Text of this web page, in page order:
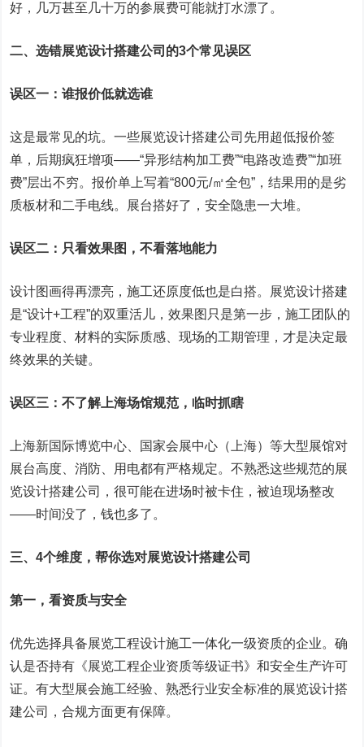
好，几万甚至几十万的参展费可能就打水漂了。
二、选错展览设计搭建公司的3个常见误区
误区一：谁报价低就选谁
这是最常见的坑。一些展览设计搭建公司先用超低报价签
单，后期疯狂增项——“异形结构加工费”“电路改造费”“加班
费”层出不穷。报价单上写着“800元/㎡全包”，结果用的是劣
质板材和二手电线。展台搭好了，安全隐患一大堆。
误区二：只看效果图，不看落地能力
设计图画得再漂亮，施工还原度低也是白搭。展览设计搭建
是“设计+工程”的双重活儿，效果图只是第一步，施工团队的
专业程度、材料的实际质感、现场的工期管理，才是决定最
终效果的关键。
误区三：不了解上海场馆规范，临时抓瞎
上海新国际博览中心、国家会展中心（上海）等大型展馆对
展台高度、消防、用电都有严格规定。不熟悉这些规范的展
览设计搭建公司，很可能在进场时被卡住，被迫现场整改
——时间没了，钱也多了。
三、4个维度，帮你选对展览设计搭建公司
第一，看资质与安全
优先选择具备展览工程设计施工一体化一级资质的企业。确
认是否持有《展览工程企业资质等级证书》和安全生产许可
证。有大型展会施工经验、熟悉行业安全标准的展览设计搭
建公司，合规方面更有保障。